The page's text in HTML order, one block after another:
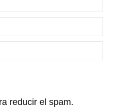
reducir el spam.